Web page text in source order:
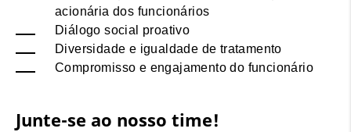
acionária dos funcionários
Diálogo social proativo
Diversidade e igualdade de tratamento
Compromisso e engajamento do funcionário
Junte-se ao nosso time!